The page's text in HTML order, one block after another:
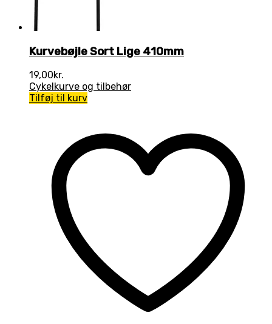
Kurvebøjle Sort Lige 410mm
19,00kr.
Cykelkurve og tilbehør
Tilføj til kurv